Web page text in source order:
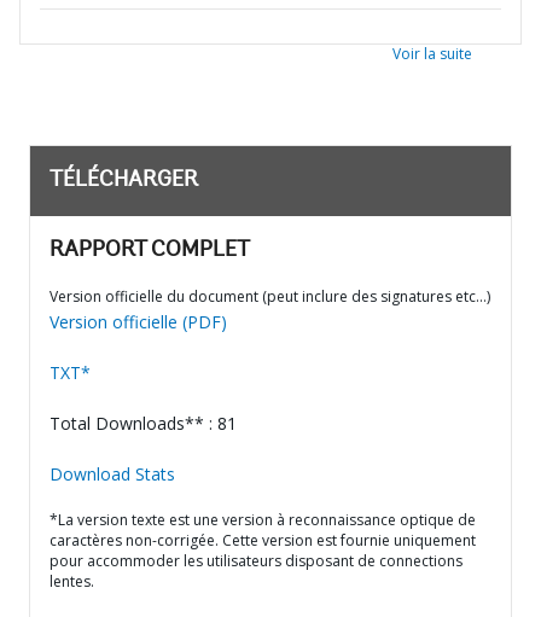
Voir la suite
TÉLÉCHARGER
RAPPORT COMPLET
Version officielle du document (peut inclure des signatures etc…)
Version officielle (PDF)
TXT*
Total Downloads** : 81
Download Stats
*La version texte est une version à reconnaissance optique de
caractères non-corrigée. Cette version est fournie uniquement
pour accommoder les utilisateurs disposant de connections
lentes.